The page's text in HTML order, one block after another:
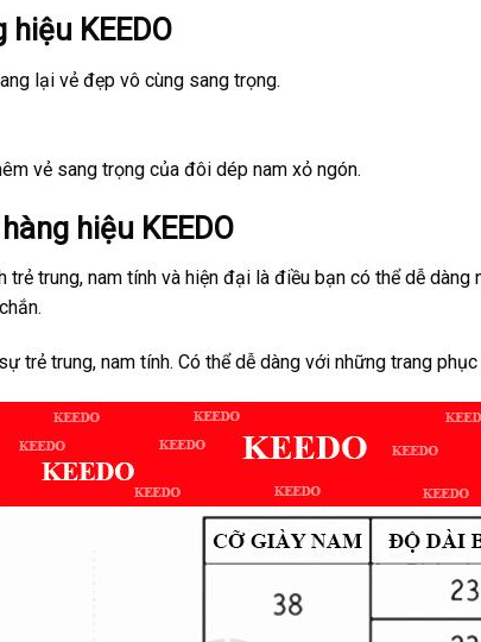
KEEDO
lại vẻ đẹp vô cùng sang trọng.
vẻ sang trọng của đôi dép nam xỏ ngón.
hiệu KEEDO
trung, nam tính và hiện đại là điều bạn có thể dễ
trẻ trung, nam tính. Có thể dễ dàng với những trang